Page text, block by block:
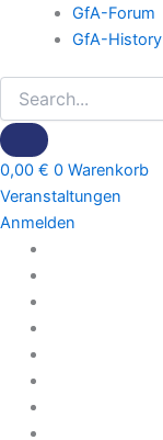
GfA-Forum
GfA-History
0,00 € 0 Warenkorb
Veranstaltungen
Anmelden